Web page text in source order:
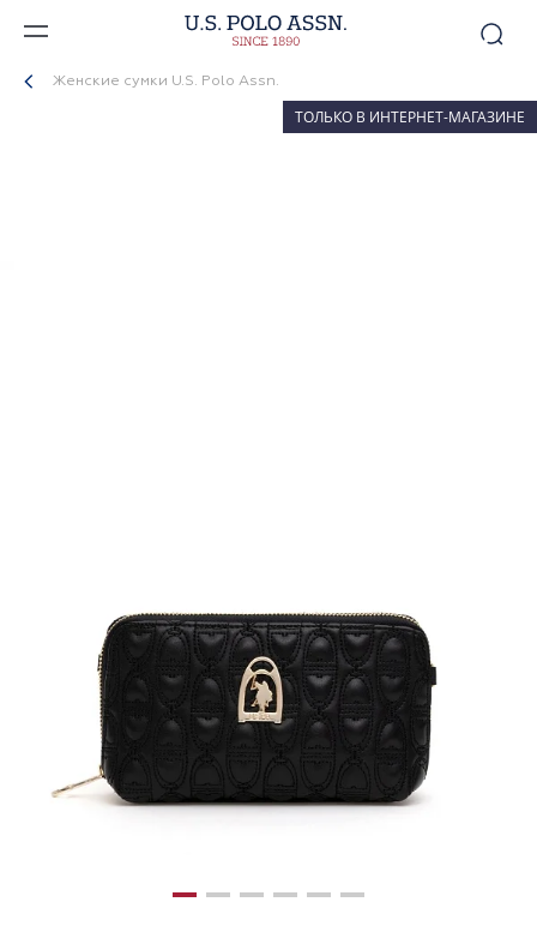
Женские сумки U.S. Polo Assn.
ТОЛЬКО В ИНТЕРНЕТ-МАГАЗИНЕ